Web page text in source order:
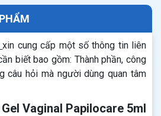
xin cung cấp một số thông tin liên
biết bao gồm: Thành phần, công
câu hỏi mà người dùng quan tâm
Vaginal Papilocare 5ml